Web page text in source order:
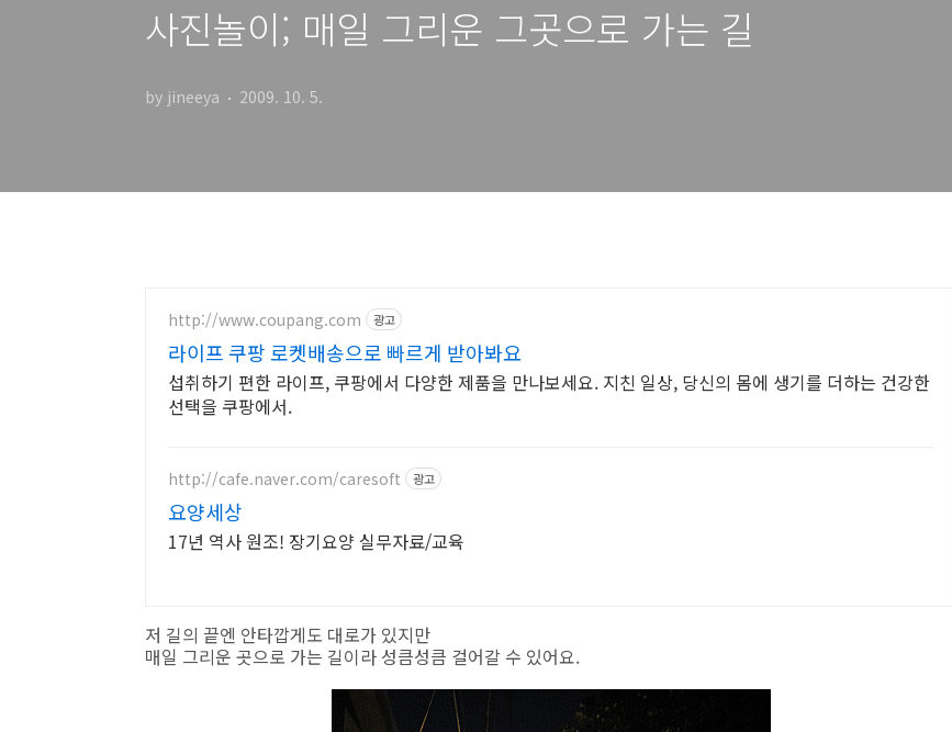
사진놀이; 매일 그리운 그곳으로 가는 길
by jineeya 2009. 10. 5.
http://www.coupang.com 광고
라이프 쿠팡 로켓배송으로 빠르게 받아봐요
섭취하기 편한 라이프, 쿠팡에서 다양한 제품을 만나보세요. 지친 일상, 당신의 몸에 생기를 더하는 건강한
선택을 쿠팡에서.
http://cafe.naver.com/caresoft 광고
요양세상
17년 역사 원조! 장기요양 실무자료/교육
저 길의 끝엔 안타깝게도 대로가 있지만
매일 그리운 곳으로 가는 길이라 성큼성큼 걸어갈 수 있어요.